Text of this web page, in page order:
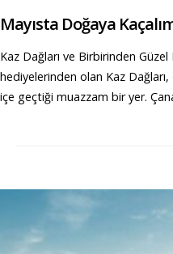
Mayısta Doğaya
Kaz Dağları ve Birbirinden
hediyelerinden olan Kaz
içe geçtiği muazzam bir yer.